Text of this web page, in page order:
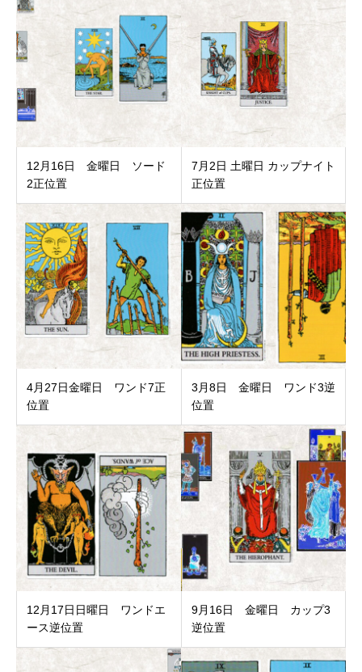
12月16日 金曜日 ソード
2正位置
7月2日 土曜日 カップナイト
正位置
4月27日金曜日 ワンド7正
位置
3月8日 金曜日 ワンド3逆
位置
12月17日日曜日 ワンドエ
ース逆位置
9月16日 金曜日 カップ3
逆位置